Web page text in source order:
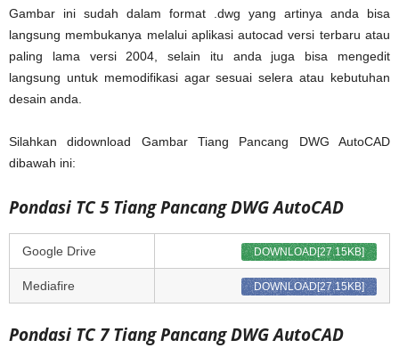
Gambar ini sudah dalam format .dwg yang artinya anda bisa
langsung membukanya melalui aplikasi autocad versi terbaru atau
paling lama versi 2004, selain itu anda juga bisa mengedit
langsung untuk memodifikasi agar sesuai selera atau kebutuhan
desain anda.
Silahkan didownload Gambar Tiang Pancang DWG AutoCAD
dibawah ini:
Pondasi TC 5 Tiang Pancang DWG AutoCAD
Google Drive DOWNLOAD[27.15KB]
Mediafire DOWNLOAD[27.15KB]
Pondasi TC 7 Tiang Pancang DWG AutoCAD